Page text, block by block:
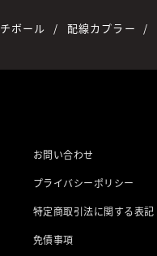
ボール 配線カプラー
お問い合わせ
プライバシーポリシー
特定商取引法に関する表記
免債事項